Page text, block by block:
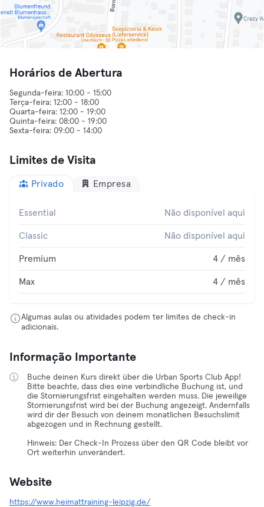
Horários de Abertura
Segunda-feira: 10:00 - 15:00
Terça-feira: 12:00 - 18:00
Quarta-feira: 12:00 - 19:00
Quinta-feira: 08:00 - 19:00
Limites de Visita
Privado Empresa
Essential Não disponível aqui
Classic Não disponível aqui
Premium 4 / mês
Max 4 / mês
Algumas aulas ou atividades podem ter limites de check-in
adicionais.
Informação Importante
Buche deinen Kurs direkt über die Urban Sports Club App!
Bitte beachte, dass dies eine verbindliche Buchung ist, und
die Stornierungsfrist eingehalten werden muss. Die jeweilige
Stornierungsfrist wird bei der Buchung angezeigt. Andernfalls
wird dir der Besuch von deinem monatlichen Besuchslimit
abgezogen und in Rechnung gestellt.
Hinweis: Der Check-In Prozess über den QR Code bleibt vor
Ort weiterhin unverändert.
Website
https://www.heimattraining-leipzig.de/